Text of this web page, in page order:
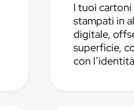
I tuoi
stampati in
digitale,
superficie,
con